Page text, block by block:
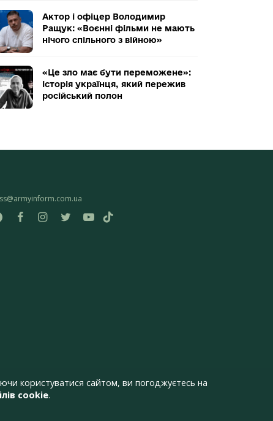
Актор і офіцер Володимир
Ращук: «Воєнні фільми не мають
нічого спільного з війною»
«Це зло має бути переможене»:
історія українця, який пережив
російський полон
користуватися сайтом, ви погоджуєтесь на
cookie.